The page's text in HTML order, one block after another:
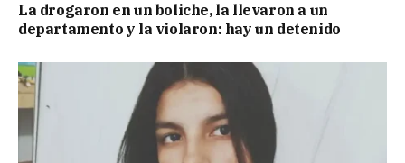
La drogaron en un boliche, la llevaron a un
departamento y la violaron: hay un detenido